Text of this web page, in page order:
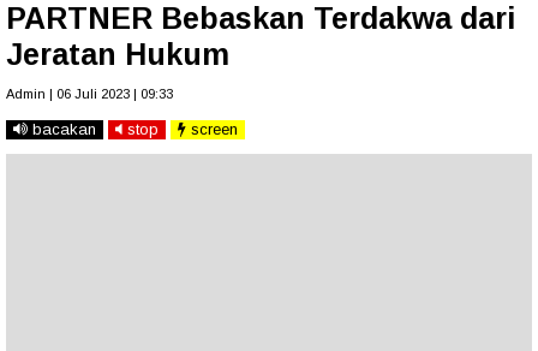
PARTNER Bebaskan Terdakwa dari
Jeratan Hukum
Admin | 06 Juli 2023 | 09:33
bacakan stop screen